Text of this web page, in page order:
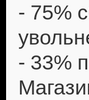
- 75%
- 33%